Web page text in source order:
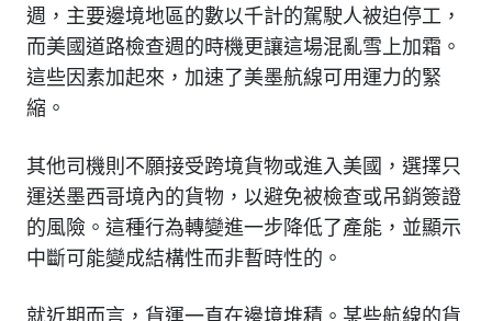
週，主要邊境地區的數以千計的駕駛人被迫停工，
而美國道路檢查週的時機更讓這場混亂雪上加霜。
這些因素加起來，加速了美墨航線可用運力的緊
縮。
其他司機則不願接受跨境貨物或進入美國，選擇只
運送墨西哥境內的貨物，以避免被檢查或吊銷簽證
的風險。這種行為轉變進一步降低了產能，並顯示
中斷可能變成結構性而非暫時性的。
就近期而言，貨運一直在邊境堆積。某些航線的貨